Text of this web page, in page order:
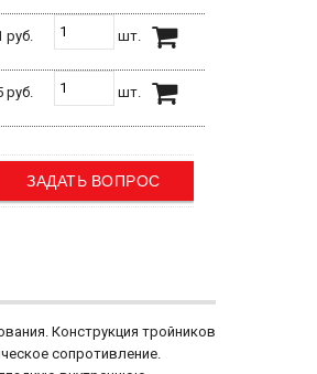
руб. шт.
руб. шт.
ЗАДАТЬ ВОПРОС
Конструкция тройников
сопротивление.